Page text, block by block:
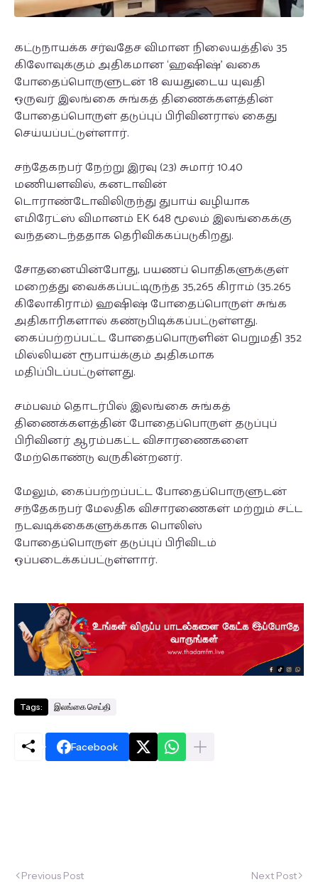
கட்டுநாயக்க சர்வதேச விமான நிலையத்தில் 35
கிலோவுக்கும் அதிகமான ‘ஹஷிஷ்’ வகை
போதைப்பொருளுடன் 18 வயதுடைய யுவதி
ஒருவர் இலங்கை சுங்கத் திணைக்களத்தின்
போதைப்பொருள் தடுப்புப் பிரிவினரால் கைது
செய்யப்பட்டுள்ளார்.
சந்தேகநபர் நேற்று இரவு (23) சுமார் 10.40
மணியளவில், கனடாவின்
டொராண்டோவிலிருந்து துபாய் வழியாக
எமிரேட்ஸ் விமானம் EK 648 மூலம் இலங்கைக்கு
வந்தடைந்ததாக தெரிவிக்கப்படுகிறது.
சோதனையின்போது, பயணப் பொதிகளுக்குள்
மறைத்து வைக்கப்பட்டிருந்த 35,265 கிராம் (35.265
கிலோகிராம்) ஹஷிஷ் போதைப்பொருள் சுங்க
அதிகாரிகளால் கண்டுபிடிக்கப்பட்டுள்ளது.
கைப்பற்றப்பட்ட போதைப்பொருளின் பெறுமதி 352
மில்லியன் ரூபாய்க்கும் அதிகமாக
மதிப்பிடப்பட்டுள்ளது.
சம்பவம் தொடர்பில் இலங்கை சுங்கத்
திணைக்களத்தின் போதைப்பொருள் தடுப்புப்
பிரிவினர் ஆரம்பகட்ட விசாரணைகளை
மேற்கொண்டு வருகின்றனர்.
மேலும், கைப்பற்றப்பட்ட போதைப்பொருளுடன்
சந்தேகநபர் மேலதிக விசாரணைகள் மற்றும் சட்ட
நடவடிக்கைகளுக்காக பொலிஸ்
போதைப்பொருள் தடுப்புப் பிரிவிடம்
ஒப்படைக்கப்பட்டுள்ளார்.
Tags: இலங்கை செய்தி
Facebook
Previous Post Next Post